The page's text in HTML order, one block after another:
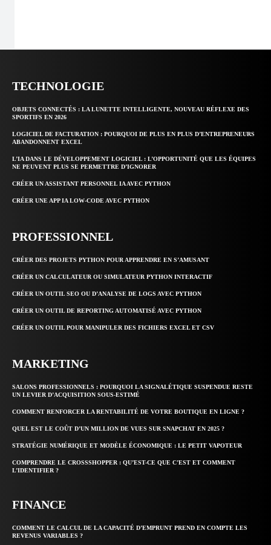
TECHNOLOGIE
OBJETS CONNECTÉS : LA LUNETTE INTELLIGENTE, NOUVEAU RÉFLEXE DES
SPORTIFS EN 2026
LOGICIEL DE FACTURATION : POURQUOI DE PLUS EN PLUS D’ENTREPRENEURS
ABANDONNENT EXCEL
L’IA DANS LE DÉVELOPPEMENT LOGICIEL : L’OPPORTUNITÉ QUE LES ÉQUIPES
NE PEUVENT PLUS SE PERMETTRE D’IGNORER
CRÉER UN ASSISTANT PERSONNEL IA AVEC PYTHON
CRÉER UNE APP IA LOW-CODE AVEC PYTHON
PROFESSIONNEL
CRÉER DES PROJETS PYTHON POUR APPRENDRE EN S’AMUSANT
CRÉER UN CALCULATEUR OU SIMULATEUR PYTHON INTERACTIF
CRÉER UN OUTIL SEO OU D’ANALYSE DE LOGS AVEC PYTHON
CRÉER UN OUTIL DE REPORTING AUTOMATISÉ AVEC PYTHON
CRÉER UN OUTIL POUR MANIPULER DES FICHIERS EXCEL ET CSV
MARKETING
SALONS PROFESSIONNELS : POURQUOI LA SIGNALÉTIQUE SUSPENDUE RESTE
UN LEVIER D’ACQUISITION SOUS-ESTIMÉ
COMMENT RENFORCER LA RENTABILITÉ DE VOTRE BOUTIQUE EN LIGNE ?
QUEL EST LE COÛT D’UN MILLION DE VUES SUR SNAPCHAT EN 2025 ?
STRATÉGIE NUMÉRIQUE ET MODÈLE ÉCONOMIQUE : LE PETIT VAPOTEUR
COMPRENDRE LE CROSSSHOPPER : QU’EST-CE QUE C’EST ET COMMENT
L’IDENTIFIER ?
FINANCE
COMMENT LE CALCUL DE LA CAPACITÉ D’EMPRUNT PREND EN COMPTE LES
REVENUS VARIABLES ?